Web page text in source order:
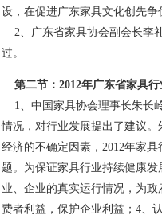
设，在促进广东家具文化创先争
2、广东省家具协会副会长李
过。
第二节：2012年广东省家具行
1、中国家具协会理事长朱长
情况，对行业发展提出了建议
经济的不确定因素，2012年家
题。为保证家具行业持续健康
业、企业的真实运行情况，为
费者利益，保护企业利益；4、